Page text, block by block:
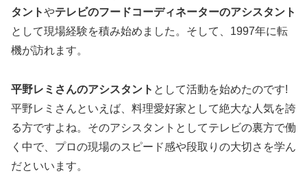
タントやテレビのフードコーディネーターのアシスタント
として現場経験を積み始めました。そして、1997年に転
機が訪れます。
平野レミさんのアシスタント として活動を始めたのです!
平野レミさんといえば、料理愛好家として絶大な人気を誇
る方ですよね。そのアシスタントとしてテレビの裏方で働
く中で、プロの現場のスピード感や段取りの大切さを学ん
だといいます。